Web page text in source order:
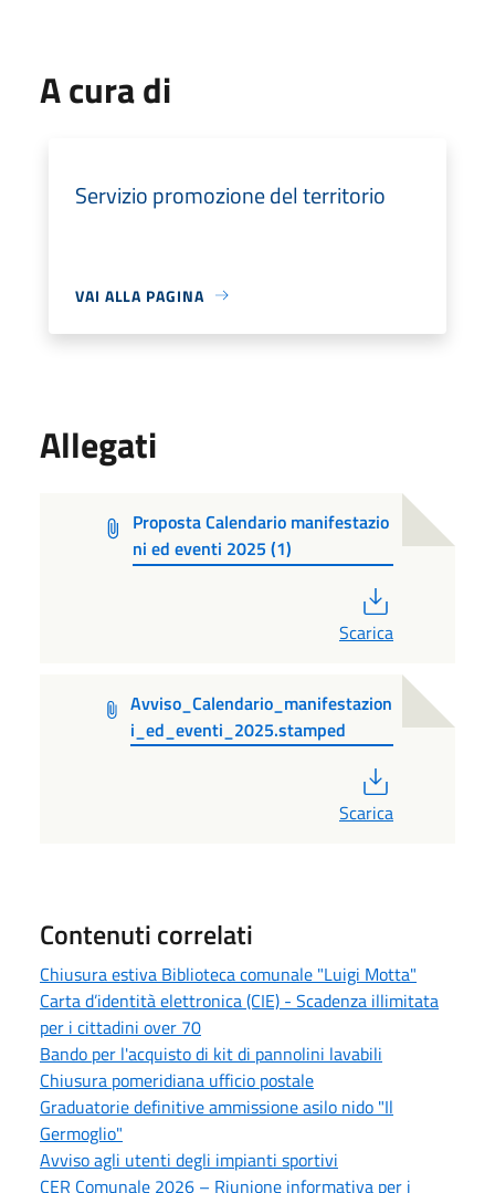
A cura di
Servizio promozione del territorio
VAI ALLA PAGINA
Allegati
Proposta Calendario manifestazio
ni ed eventi 2025 (1)
Scarica
Avviso_Calendario_manifestazion
i_ed_eventi_2025.stamped
Scarica
Contenuti correlati
Chiusura estiva Biblioteca comunale "Luigi Motta"
Carta d’identità elettronica (CIE) - Scadenza illimitata
per i cittadini over 70
Bando per l'acquisto di kit di pannolini lavabili
Chiusura pomeridiana ufficio postale
Graduatorie definitive ammissione asilo nido "Il
Germoglio"
Avviso agli utenti degli impianti sportivi
CER Comunale 2026 – Riunione informativa per i